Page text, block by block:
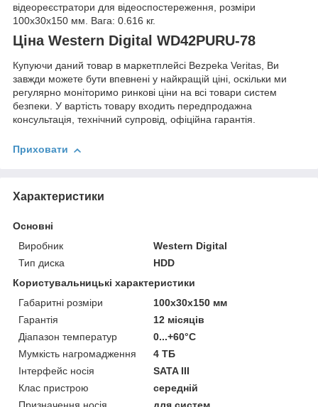
відеореєстратори для відеоспостереження, розміри
100x30x150 мм. Вага: 0.616 кг.
Ціна Western Digital WD42PURU-78
Купуючи даний товар в маркетплейсі Bezpeka Veritas, Ви
завжди можете бути впевнені у найкращій ціні, оскільки ми
регулярно моніторимо ринкові ціни на всі товари систем
безпеки. У вартість товару входить передпродажна
консультація, технічний супровід, офіційна гарантія.
Приховати
Характеристики
Основні
Виробник
Western Digital
Тип диска
HDD
Користувальницькі характеристики
Габаритні розміри
100x30x150 мм
Гарантія
12 місяців
Діапазон температур
0...+60°C
Мумкість нагромадження
4 ТБ
Інтерфейс носія
SATA III
Клас пристрою
середній
Призначення носія
для систем